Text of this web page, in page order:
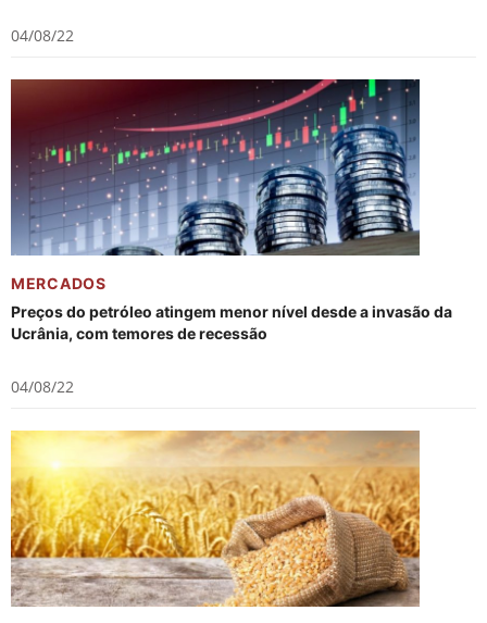
04/08/22
MERCADOS
Preços do petróleo atingem menor nível desde a invasão da
Ucrânia, com temores de recessão
04/08/22